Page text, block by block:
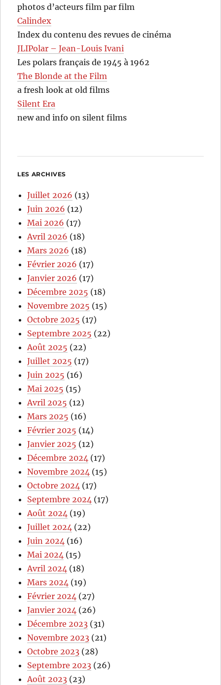
photos d’acteurs film par film
Calindex
Index du contenu des revues de cinéma
JLIPolar – Jean-Louis Ivani
Les polars français de 1945 à 1962
The Blonde at the Film
a fresh look at old films
Silent Era
new and info on silent films
LES ARCHIVES
Juillet 2026 (13)
Juin 2026 (12)
Mai 2026 (17)
Avril 2026 (18)
Mars 2026 (18)
Février 2026 (17)
Janvier 2026 (17)
Décembre 2025 (18)
Novembre 2025 (15)
Octobre 2025 (17)
Septembre 2025 (22)
Août 2025 (22)
Juillet 2025 (17)
Juin 2025 (16)
Mai 2025 (15)
Avril 2025 (12)
Mars 2025 (16)
Février 2025 (14)
Janvier 2025 (12)
Décembre 2024 (17)
Novembre 2024 (15)
Octobre 2024 (17)
Septembre 2024 (17)
Août 2024 (19)
Juillet 2024 (22)
Juin 2024 (16)
Mai 2024 (15)
Avril 2024 (18)
Mars 2024 (19)
Février 2024 (27)
Janvier 2024 (26)
Décembre 2023 (31)
Novembre 2023 (21)
Octobre 2023 (28)
Septembre 2023 (26)
Août 2023 (23)